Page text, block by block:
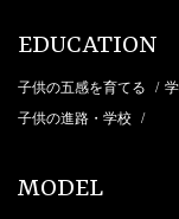
EDUCATION
子供の五感を育てる /
子供の進路・学校 /
MODEL